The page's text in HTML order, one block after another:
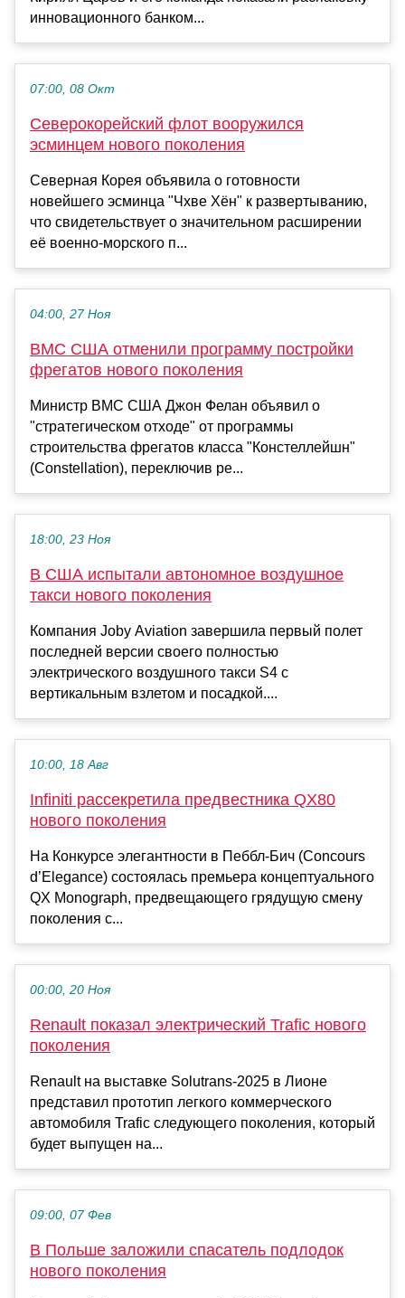
инновационного банком...
07:00, 08 Окт
Северокорейский флот вооружился
эсминцем нового поколения
Северная Корея объявила о готовности
новейшего эсминца "Чхве Хён" к развертыванию,
что свидетельствует о значительном расширении
её военно-морского п...
04:00, 27 Ноя
ВМС США отменили программу постройки
фрегатов нового поколения
Министр ВМС США Джон Фелан объявил о
"стратегическом отходе" от программы
строительства фрегатов класса "Констеллейшн"
(Constellation), переключив ре...
18:00, 23 Ноя
В США испытали автономное воздушное
такси нового поколения
Компания Joby Aviation завершила первый полет
последней версии своего полностью
электрического воздушного такси S4 с
вертикальным взлетом и посадкой....
10:00, 18 Авг
Infiniti рассекретила предвестника QX80
нового поколения
На Конкурсе элегантности в Пеббл-Бич (Concours
d’Elegance) состоялась премьера концептуального
QX Monograph, предвещающего грядущую смену
поколения с...
00:00, 20 Ноя
Renault показал электрический Trafic нового
поколения
Renault на выставке Solutrans-2025 в Лионе
представил прототип легкого коммерческого
автомобиля Trafic следующего поколения, который
будет выпущен на...
09:00, 07 Фев
В Польше заложили спасатель подлодок
нового поколения